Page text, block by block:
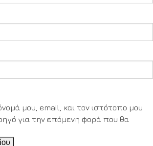
μου, email, και τον ιστότοπο μου
για την επόμενη φορά που θα